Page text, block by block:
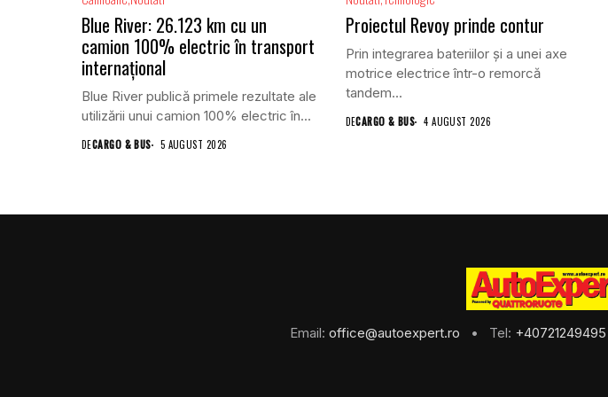
Blue River: 26.123 km cu un
camion 100% electric în transport
internațional
Blue River publică primele rezultate ale
utilizării unui camion 100% electric în...
DECARGO & BUS 5 AUGUST 2026
Proiectul Revoy prinde contur
Prin integrarea bateriilor și a unei axe
motrice electrice într-o remorcă
tandem...
DECARGO & BUS 4 AUGUST 2026
Email: office@autoexpert.ro • Tel: +40721249495